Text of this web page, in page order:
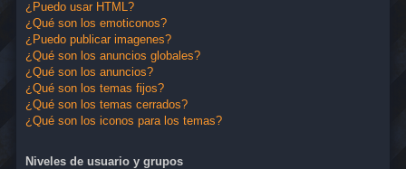
¿Puedo usar HTML?
¿Qué son los emoticonos?
¿Puedo publicar imagenes?
¿Qué son los anuncios globales?
¿Qué son los anuncios?
¿Qué son los temas fijos?
¿Qué son los temas cerrados?
¿Qué son los iconos para los temas?
Niveles de usuario y grupos